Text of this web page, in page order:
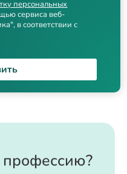
персональных
сервиса веб-
в соответствии с
профессию?